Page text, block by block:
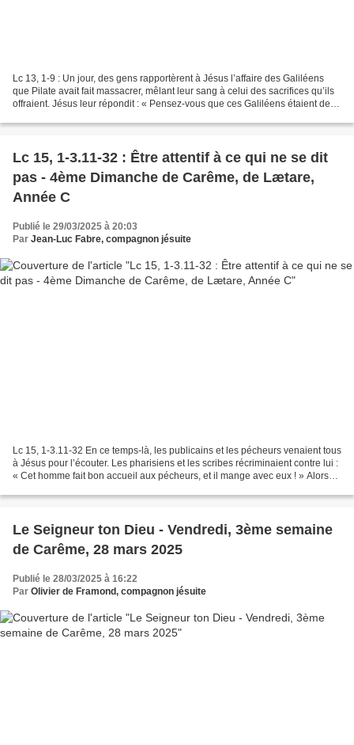
Lc 13, 1-9 : Un jour, des gens rapportèrent à Jésus l’affaire des Galiléens
que Pilate avait fait massacrer, mêlant leur sang à celui des sacrifices qu’ils
offraient. Jésus leur répondit : « Pensez-vous que ces Galiléens étaient de
Lc 15, 1-3.11-32 : Être attentif à ce qui ne se dit
pas - 4ème Dimanche de Carême, de Lætare,
Année C
Publié le 29/03/2025 à 20:03
Par Jean-Luc Fabre, compagnon jésuite
Lc 15, 1-3.11-32 En ce temps-là, les publicains et les pécheurs venaient tous
à Jésus pour l’écouter. Les pharisiens et les scribes récriminaient contre lui :
« Cet homme fait bon accueil aux pécheurs, et il mange avec eux ! » Alors
Le Seigneur ton Dieu - Vendredi, 3ème semaine
de Carême, 28 mars 2025
Publié le 28/03/2025 à 16:22
Par Olivier de Framond, compagnon jésuite